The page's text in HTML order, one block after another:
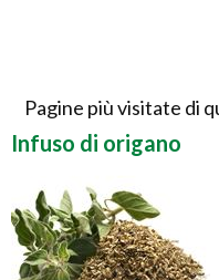
Pagine più visitate di
Infuso di origano